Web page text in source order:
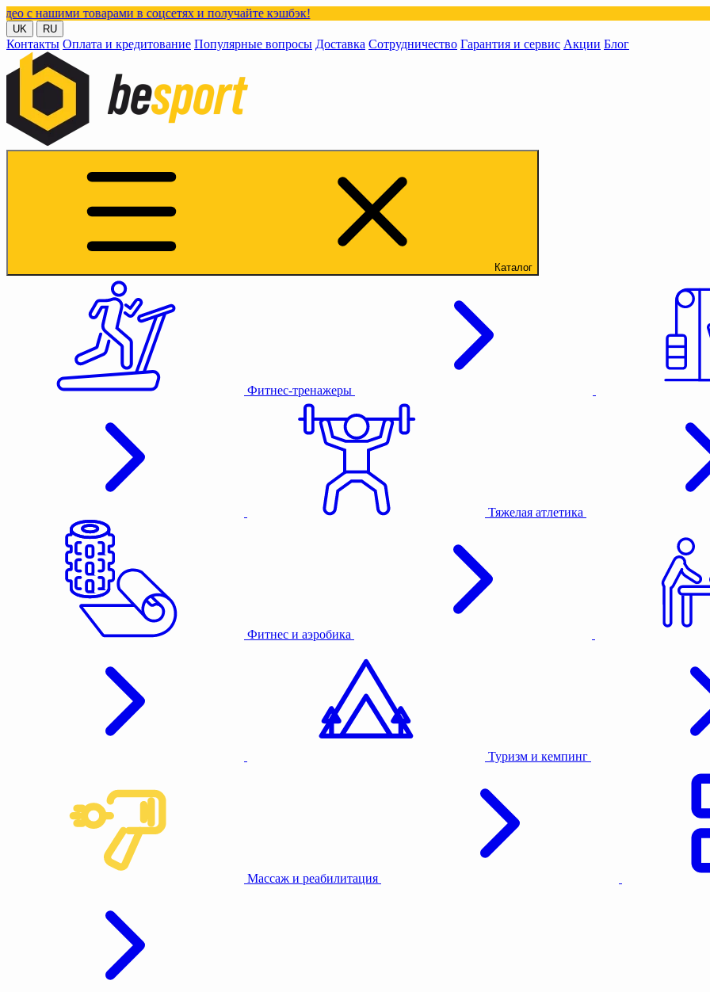
в соцсетях и получайте кэшбэк!
UK RU
Контакты Оплата и кредитование Популярные вопросы Доставка Сотрудничество Гарантия и сервис Акции Блог
Каталог
Фитнес-тренажеры
Тяжелая атлетика
Фитнес и аэробика
Туризм и кемпинг
Массаж и реабилитация